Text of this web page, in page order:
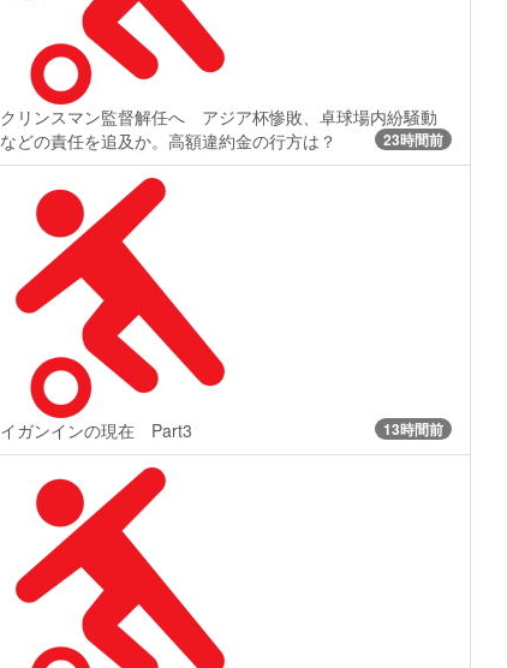
クリンスマン監督解任へ アジア杯惨敗、卓球場内紛騒動
などの責任を追及か。高額違約金の行方は？
23時間前
イガンインの現在 Part3 13時間前